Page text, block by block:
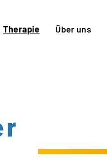
Therapie Über uns